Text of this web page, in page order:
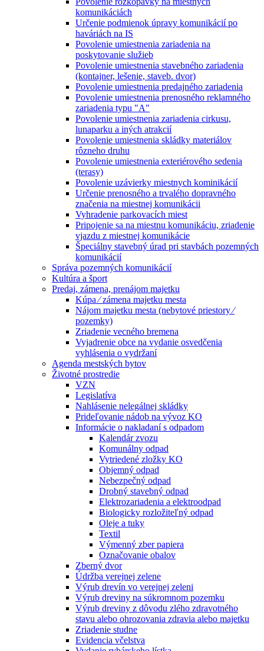
komunikáciách
Určenie podmienok úpravy komunikácií po
haváriách na IS
Povolenie umiestnenia zariadenia na
poskytovanie služieb
Povolenie umiestnenia stavebného zariadenia
(kontajner, lešenie, staveb. dvor)
Povolenie umiestnenia predajného zariadenia
Povolenie umiestnenia prenosného reklamného
zariadenia typu "A"
Povolenie umiestnenia zariadenia cirkusu,
lunaparku a iných atrakcií
Povolenie umiestnenia skládky materiálov
rôzneho druhu
Povolenie umiestnenia exteriérového sedenia
(terasy)
Povolenie uzávierky miestnych kominikácií
Určenie prenosného a trvalého dopravného
značenia na miestnej komunikácii
Vyhradenie parkovacích miest
Pripojenie sa na miestnu komunikáciu, zriadenie
vjazdu z miestnej komunikácie
Špeciálny stavebný úrad pri stavbách pozemných
komunikácií
Správa pozemných komunikácií
Kultúra a šport
Predaj, zámena, prenájom majetku
Kúpa ⁄ zámena majetku mesta
Nájom majetku mesta (nebytové priestory ⁄
pozemky)
Zriadenie vecného bremena
Vyjadrenie obce na vydanie osvedčenia
vyhlásenia o vydržaní
Agenda mestských bytov
Životné prostredie
VZN
Legislatíva
Nahlásenie nelegálnej skládky
Prideľovanie nádob na vývoz KO
Informácie o nakladaní s odpadom
Kalendár zvozu
Komunálny odpad
Vytriedené zložky KO
Objemný odpad
Nebezpečný odpad
Drobný stavebný odpad
Elektrozariadenia a elektroodpad
Biologicky rozložiteľný odpad
Oleje a tuky
Textil
Výmenný zber papiera
Označovanie obalov
Zberný dvor
Údržba verejnej zelene
Výrub drevín vo verejnej zeleni
Výrub dreviny na súkromnom pozemku
Výrub dreviny z dôvodu zlého zdravotného
stavu alebo ohrozovania zdravia alebo majetku
Zriadenie studne
Evidencia včelstva